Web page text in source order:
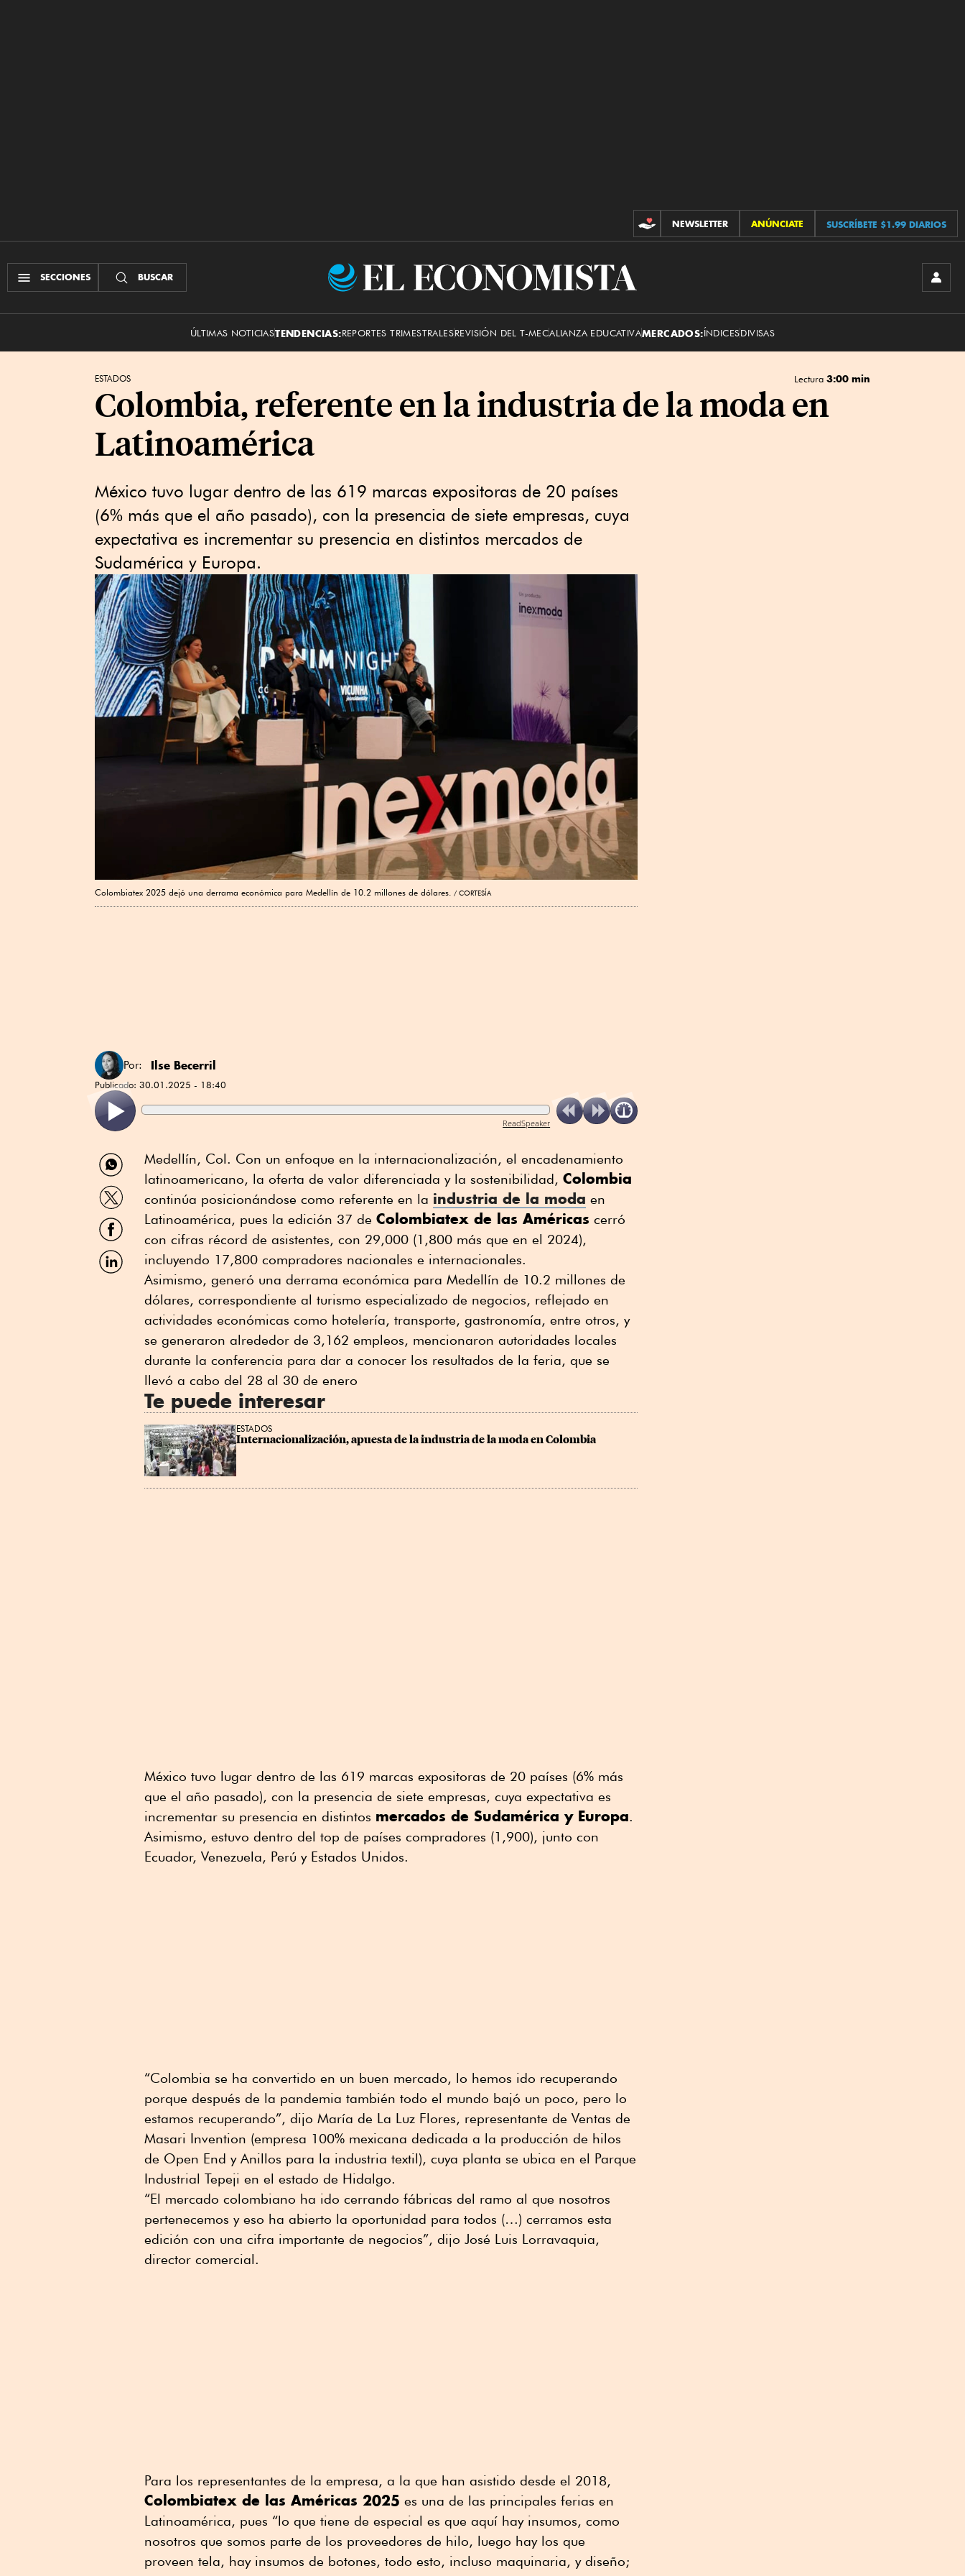
CONTRIBUCIONES
NEWSLETTER ANÚNCIATE SUSCRÍBETE $1.99 DIARIOS
SECCIONES BUSCAR
El
ÚLTIMAS NOTICIASTENDENCIAS:REPORTES TRIMESTRALESREVISIÓN DEL T-MECALIANZA EDUCATIVAMERCADOS:ÍNDICESDIVISAS
ESTADOS Lectura 3:00 min
Colombia, referente en la industria de la moda en
Latinoamérica
México tuvo lugar dentro de las 619 marcas expositoras de 20 países
(6% más que el año pasado), con la presencia de siete empresas, cuya
expectativa es incrementar su presencia en distintos mercados de
Sudamérica y Europa.
Colombiatex 2025 dejó una derrama económica para Medellín de 10.2 millones de dólares. CORTESÍA
Por: Ilse Becerril
Publicado: 30.01.2025 - 18:40
ReadSpeaker
Compartir
por
WhatsApp
Compartir
por
Twitter
Compartir
por
Facebook
Compartir
por
Medellín, Col. Con un enfoque en la internacionalización, el encadenamiento
latinoamericano, la oferta de valor diferenciada y la sostenibilidad, Colombia
continúa posicionándose como referente en la industria de la moda en
Latinoamérica, pues la edición 37 de Colombiatex de las Américas cerró
con cifras récord de asistentes, con 29,000 (1,800 más que en el 2024),
incluyendo 17,800 compradores nacionales e internacionales.
Asimismo, generó una derrama económica para Medellín de 10.2 millones de
dólares, correspondiente al turismo especializado de negocios, reflejado en
actividades económicas como hotelería, transporte, gastronomía, entre otros, y
se generaron alrededor de 3,162 empleos, mencionaron autoridades locales
durante la conferencia para dar a conocer los resultados de la feria, que se
llevó a cabo del 28 al 30 de enero
Te puede interesar
ESTADOS
Internacionalización, apuesta de la industria de la moda en Colombia
México tuvo lugar dentro de las 619 marcas expositoras de 20 países (6% más
que el año pasado), con la presencia de siete empresas, cuya expectativa es
incrementar su presencia en distintos mercados de Sudamérica y Europa.
Asimismo, estuvo dentro del top de países compradores (1,900), junto con
Ecuador, Venezuela, Perú y Estados Unidos.
“Colombia se ha convertido en un buen mercado, lo hemos ido recuperando
porque después de la pandemia también todo el mundo bajó un poco, pero lo
estamos recuperando”, dijo María de La Luz Flores, representante de Ventas de
Masari Invention (empresa 100% mexicana dedicada a la producción de hilos
de Open End y Anillos para la industria textil), cuya planta se ubica en el Parque
Industrial Tepeji en el estado de Hidalgo.
“El mercado colombiano ha ido cerrando fábricas del ramo al que nosotros
pertenecemos y eso ha abierto la oportunidad para todos (…) cerramos esta
edición con una cifra importante de negocios”, dijo José Luis Lorravaquia,
director comercial.
Para los representantes de la empresa, a la que han asistido desde el 2018,
Colombiatex de las Américas 2025 es una de las principales ferias en
Latinoamérica, pues “lo que tiene de especial es que aquí hay insumos, como
nosotros que somos parte de los proveedores de hilo, luego hay los que
proveen tela, hay insumos de botones, todo esto, incluso maquinaria, y diseño;